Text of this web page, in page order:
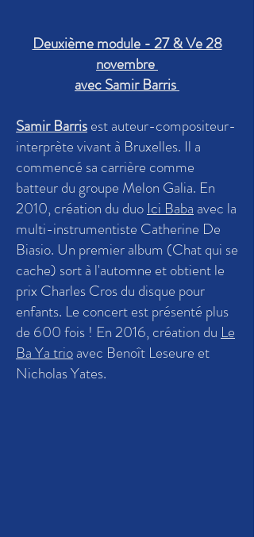
Deuxième module - 27 & Ve 28
novembre
avec Samir Barris
Samir Barrisest auteur-compositeur-
interprète vivant à Bruxelles. Il a
commencé sa carrière comme
batteur du groupe Melon Galia. En
2010, création du duo Ici Baba avec la
multi-instrumentiste Catherine De
Biasio. Un premier album (Chat qui se
cache) sort à l'automne et obtient le
prix Charles Cros du disque pour
enfants. Le concert est présenté plus
de 600 fois ! En 2016, création du Le
Ba Ya trioavec Benoît Leseure et
Nicholas Yates.